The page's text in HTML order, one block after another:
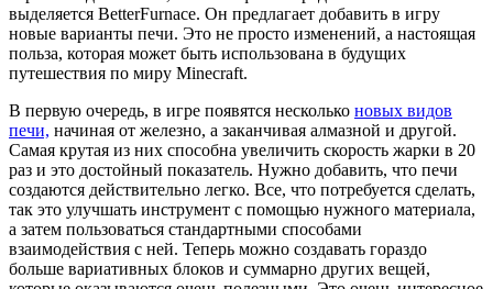
выделяется BetterFurnace. Он предлагает добавить в игру
новые варианты печи. Это не просто изменений, а настоящая
польза, которая может быть использована в будущих
путешествия по миру Minecraft.
В первую очередь, в игре появятся несколько новых видов
печи, начиная от железно, а заканчивая алмазной и другой.
Самая крутая из них способна увеличить скорость жарки в 20
раз и это достойный показатель. Нужно добавить, что печи
создаются действительно легко. Все, что потребуется сделать,
так это улучшать инструмент с помощью нужного материала,
а затем пользоваться стандартными способами
взаимодействия с ней. Теперь можно создавать гораздо
больше вариативных блоков и суммарно других вещей,